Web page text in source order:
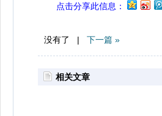
点击分享此信息：
没有了 | 下一篇 »
相关文章